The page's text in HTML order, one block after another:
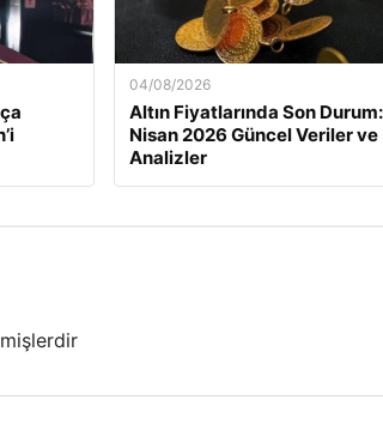
04/08/2026
Altın Fiyatlarında Son
Nisan 2026 Güncel Veriler ve
Analizler